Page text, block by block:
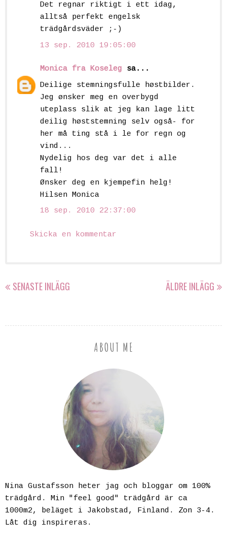
Det regnar riktigt i ett idag,
alltså perfekt engelsk
trädgårdsväder ;-)
13 sep. 2010 19:05:00
Monica fra Koseleg sa...
Deilige stemningsfulle høstbilder.
Jeg ønsker meg en overbygd
uteplass slik at jeg kan lage litt
deilig høststemning selv også- for
her må ting stå i le for regn og
vind...
Nydelig hos deg var det i alle
fall!
Ønsker deg en kjempefin helg!
Hilsen Monica
18 sep. 2010 22:37:00
Skicka en kommentar
SENASTE INLÄGG ÄLDRE INLÄGG
ABOUT ME
Nina Gustafsson heter jag och bloggar om 100%
trädgård. Min "feel good" trädgård är ca
1000m2, beläget i Jakobstad, Finland. Zon 3-4.
Låt dig inspireras.